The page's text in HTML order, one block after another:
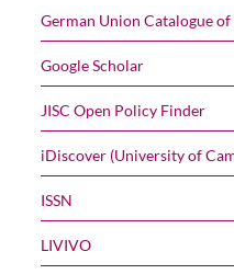
German Union Catalogue of
Google Scholar
JISC Open Policy Finder
iDiscover (University of
ISSN
LIVIVO